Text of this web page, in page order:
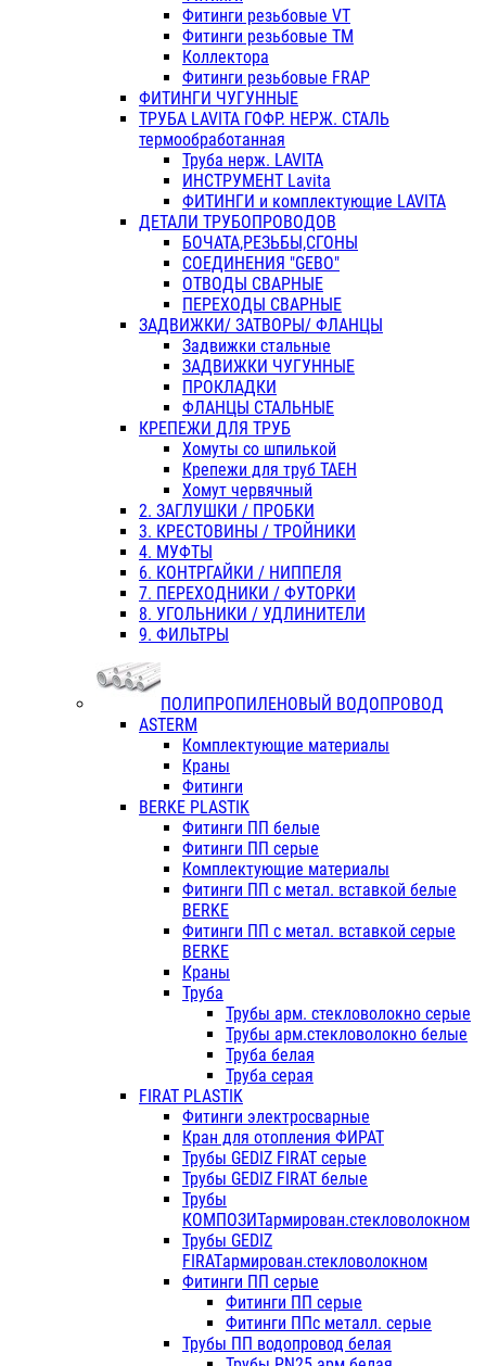
Фитинги резьбовые VT
Фитинги резьбовые ТМ
Коллектора
Фитинги резьбовые FRAP
ФИТИНГИ ЧУГУННЫЕ
ТРУБА LAVITA ГОФР. НЕРЖ. СТАЛЬ
термообработанная
Труба нерж. LAVITA
ИНСТРУМЕНТ Lavita
ФИТИНГИ и комплектующие LAVITA
ДЕТАЛИ ТРУБОПРОВОДОВ
БОЧАТА,РЕЗЬБЫ,СГОНЫ
СОЕДИНЕНИЯ "GEBO"
ОТВОДЫ СВАРНЫЕ
ПЕРЕХОДЫ СВАРНЫЕ
ЗАДВИЖКИ/ ЗАТВОРЫ/ ФЛАНЦЫ
Задвижки стальные
ЗАДВИЖКИ ЧУГУННЫЕ
ПРОКЛАДКИ
ФЛАНЦЫ СТАЛЬНЫЕ
КРЕПЕЖИ ДЛЯ ТРУБ
Хомуты со шпилькой
Крепежи для труб ТАЕН
Хомут червячный
2. ЗАГЛУШКИ / ПРОБКИ
3. КРЕСТОВИНЫ / ТРОЙНИКИ
4. МУФТЫ
6. КОНТРГАЙКИ / НИППЕЛЯ
7. ПЕРЕХОДНИКИ / ФУТОРКИ
8. УГОЛЬНИКИ / УДЛИНИТЕЛИ
9. ФИЛЬТРЫ
ПОЛИПРОПИЛЕНОВЫЙ ВОДОПРОВОД
ASTERM
Комплектующие материалы
Краны
Фитинги
BERKE PLASTIK
Фитинги ПП белые
Фитинги ПП серые
Комплектующие материалы
Фитинги ПП с метал. вставкой белые
BERKE
Фитинги ПП с метал. вставкой серые
BERKE
Краны
Труба
Трубы арм. стекловолокно серые
Трубы арм.стекловолокно белые
Труба белая
Труба серая
FIRAT PLASTIK
Фитинги электросварные
Кран для отопления ФИРАТ
Трубы GEDIZ FIRAT серые
Трубы GEDIZ FIRAT белые
Трубы
КОМПОЗИТармирован.стекловолокном
Трубы GEDIZ
FIRATармирован.стекловолокном
Фитинги ПП серые
Фитинги ПП серые
Фитинги ППс металл. серые
Трубы ПП водопровод белая